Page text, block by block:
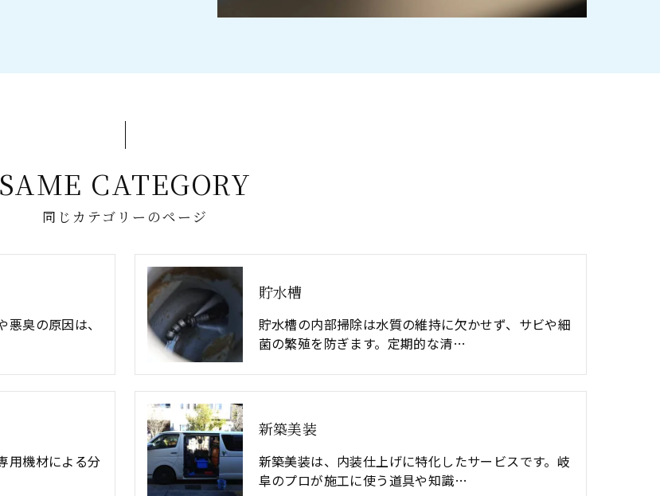
同じカテゴリーのページ
SAME CATEGORY
臭の原因は、
貯水槽
貯水槽の内部掃除は水質の維持に欠かせず、サビや細
菌の繁殖を防ぎます。定期的な清…
用機材による分
新築美装
新築美装は、内装仕上げに特化したサービスです。岐
阜のプロが施工に使う道具や知識…